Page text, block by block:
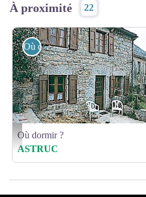
À proximité 22
LZG023AP01 - ©
Où dormir ?
Où dormir ?
ASTRUC